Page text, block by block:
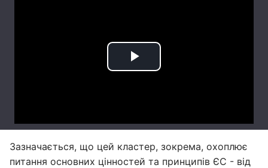
Зазначається, що цей кластер, зокрема, охоплює
питання основних цінностей та принципів ЄС - від